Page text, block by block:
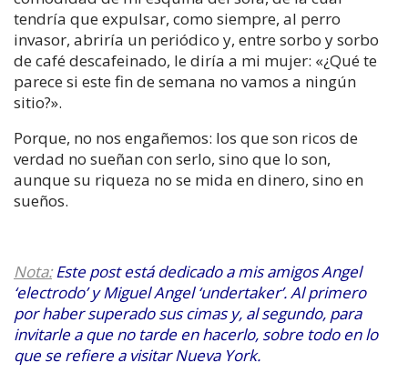
tendría que expulsar, como siempre, al perro
invasor, abriría un periódico y, entre sorbo y sorbo
de café descafeinado, le diría a mi mujer: «¿Qué te
parece si este fin de semana no vamos a ningún
sitio?».
Porque, no nos engañemos: los que son ricos de
verdad no sueñan con serlo, sino que lo son,
aunque su riqueza no se mida en dinero, sino en
sueños.
Nota:Este post está dedicado a mis amigos Angel
‘electrodo’ y Miguel Angel ‘undertaker’. Al primero
por haber superado sus cimas y, al segundo, para
invitarle a que no tarde en hacerlo, sobre todo en lo
que se refiere a visitar Nueva York.